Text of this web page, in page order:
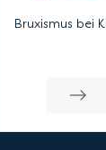
Bruxismus bei